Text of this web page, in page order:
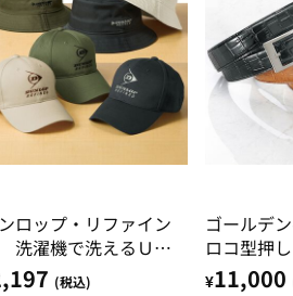
ロップ・リファイン
洗濯機で洗えるＵＶ
ップ・ハット
(税込)
ゴールデ
ロコ型押
ベルト
¥11,000